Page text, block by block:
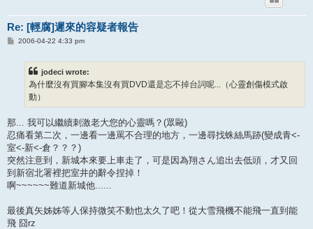
Re: [輕腐]遲來的容疑者報告
P2006-04-22 4:33 pm
jodeci wrote:
為什麼沒有買腳本集沒有買DVD還是忘不掉台詞呢...（心靈創傷模式啟
動）
那... 我可以繼續刺激老大您的心靈嗎？(眾毆)
忍痛看第二次，一邊看一邊罵不合理的地方，一邊尋找蛛絲馬跡(變成青<-
室<-新<-倉？？？)
突然注意到，新城本來要上車走了，可是因為翔さん追出去低頭，才又回
到新宿北署裡把室井的辭令捏掉！
啊~~~~~~難道新城他......
最後真矢姊姊等人保持微笑不動也太久了吧！從大雪飛機不能飛一直到能
飛 囧rz